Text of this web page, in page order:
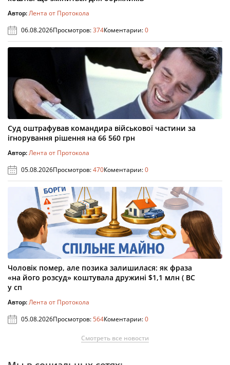
Автор:Лента от Протокола
06.08.2026Просмотров:374Коментарии:0
Суд оштрафував командира військової частини за
ігнорування рішення на 66 560 грн
Автор:Лента от Протокола
05.08.2026Просмотров:470Коментарии:0
Чоловік помер, але позика залишилася: як фраза
«на його розсуд» коштувала дружині $1,1 млн ( ВС
у сп
Автор:Лента от Протокола
05.08.2026Просмотров:564Коментарии:0
Смотреть все новости